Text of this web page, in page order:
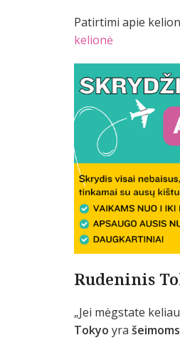
Patirtimi apie
kelionė
Rudeninis
„Jei mėgstate
Tokyo yra šeimoms